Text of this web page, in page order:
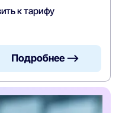
к тарифу
Подробнее —>